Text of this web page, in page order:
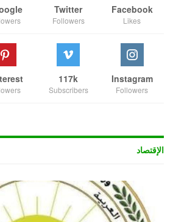
Facebook
Likes
Twitter
Followers
Instagram
Followers
117k
Subscribers
الإقتصاد